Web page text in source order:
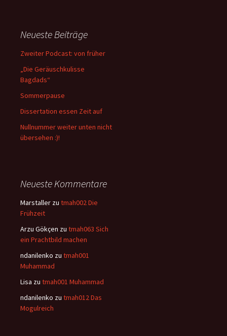
Neueste Beiträge
Zweiter Podcast: von früher
„Die Geräuschkulisse
Bagdads“
Sommerpause
Dissertation essen Zeit auf
Nullnummer weiter unten nicht
übersehen :)!
Neueste Kommentare
Marstaller zu tmah002 Die
Frühzeit
Arzu Gökçen zu tmah063 Sich
ein Prachtbild machen
ndanilenko zu tmah001
Muhammad
Lisa zu tmah001 Muhammad
ndanilenko zu tmah012 Das
Mogulreich